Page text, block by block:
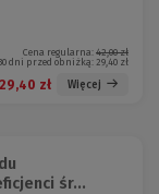
Cena regularna: 42,00 zł
dni przed obniżką:29,40 zł
29,40 zł Więcej
śr...